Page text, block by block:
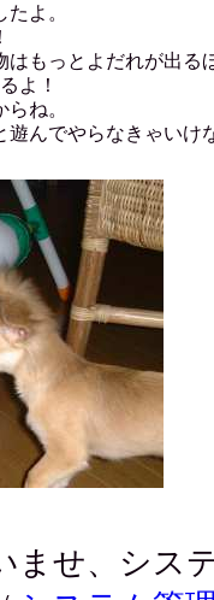
よ。
はもっとよだれが出る
よ！
ね。
遊んでやらなきゃいけ
ませ、シス